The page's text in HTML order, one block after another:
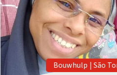
Bouwhulp | São